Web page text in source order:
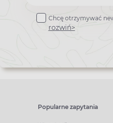
do
newslettera
Chcę otrzymywać
rozwiń>
Popularne zapytania